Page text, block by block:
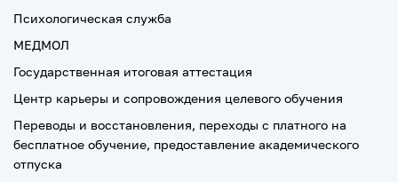
Психологическая служба
МЕДМОЛ
Государственная итоговая аттестация
Центр карьеры и сопровождения целевого обучения
Переводы и восстановления, переходы с платного на
бесплатное обучение, предоставление академического
отпуска